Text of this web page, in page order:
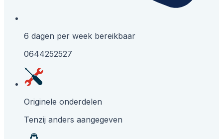
6 dagen per week bereikbaar
0644252527
Originele onderdelen
Tenzij anders aangegeven